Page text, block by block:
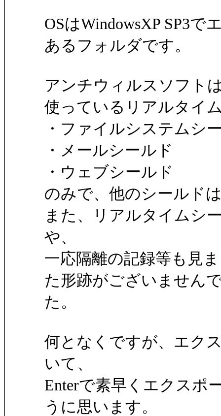
OSはWindowsXP SP3で
あるフォルダです。
アンチウィルスソフト
使っているリアルタイ
・ファイルシステムシ
・メールシールド
・ウェブシールド
のみで、他のシールド
また、リアルタイムシ
や、
一応隔離の記録等も見
た形跡がございません
た。
何となくですが、エク
いて、
Enterで素早くエクスポ
うに思います。